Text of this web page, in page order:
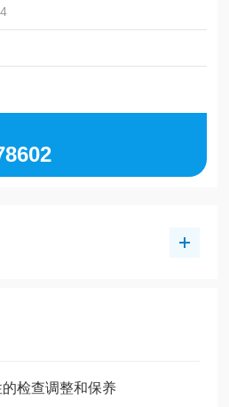
检查调整和保养